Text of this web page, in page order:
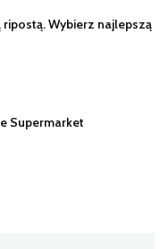
Wybierz najlepszą
Supermarket